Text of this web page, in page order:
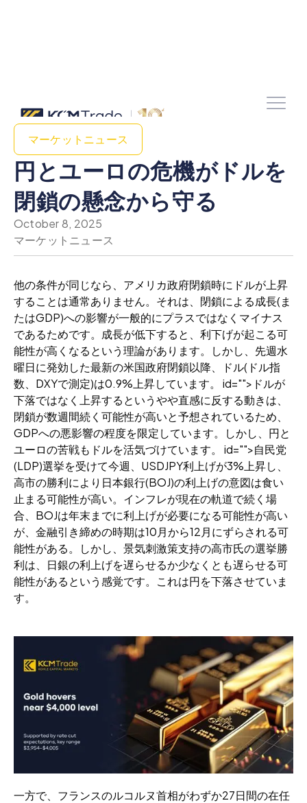
マーケットニュース
円とユーロの危機がドルを
閉鎖の懸念から守る
October 8, 2025
マーケットニュース
他の条件が同じなら、アメリカ政府閉鎖時にドルが上昇
することは通常ありません。それは、閉鎖による成長(ま
たはGDP)への影響が一般的にプラスではなくマイナス
であるためです。成長が低下すると、利下げが起こる可
能性が高くなるという理論があります。しかし、先週水
曜日に発効した最新の米国政府閉鎖以降、ドル(ドル指
数、DXYで測定)は0.9%上昇しています。 id="">ドルが
下落ではなく上昇するというやや直感に反する動きは、
閉鎖が数週間続く可能性が高いと予想されているため、
GDPへの悪影響の程度を限定しています。しかし、円と
ユーロの苦戦もドルを活気づけています。 id="">自民党
(LDP)選挙を受けて今週、USDJPY利上げが3%上昇し、
高市の勝利により日本銀行(BOJ)の利上げの意図は食い
止まる可能性が高い。インフレが現在の軌道で続く場
合、BOJは年末までに利上げが必要になる可能性が高い
が、金融引き締めの時期は10月から12月にずらされる可
能性がある。しかし、景気刺激策支持の高市氏の選挙勝
利は、日銀の利上げを遅らせるか少なくとも遅らせる可
能性があるという感覚です。これは円を下落させていま
す。
一方で、フランスのルコルヌ首相がわずか27日間の在任